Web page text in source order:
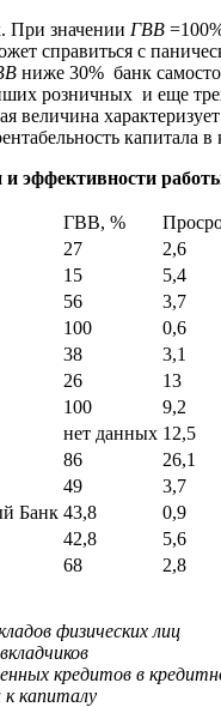
При значении ГВВ
справиться с
ниже 30% банк
розничных и еще
величина
капитала
и эффективности
ГВВ, %
27 2,6
15 5,4
56 3,7
100 0,6
38 3,1
26 13
100 9,2
нет данных 12,5
86 26,1
49 3,7
Банк 43,8 0,9
42,8 5,6
68 2,8
физических лиц
кредитов в
капиталу